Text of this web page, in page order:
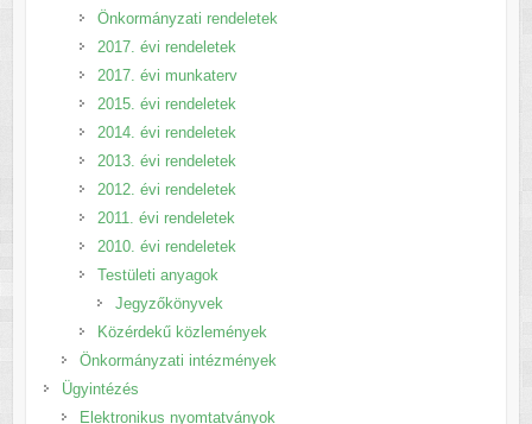
Önkormányzati rendeletek
2017. évi rendeletek
2017. évi munkaterv
2015. évi rendeletek
2014. évi rendeletek
2013. évi rendeletek
2012. évi rendeletek
2011. évi rendeletek
2010. évi rendeletek
Testületi anyagok
Jegyzőkönyvek
Közérdekű közlemények
Önkormányzati intézmények
Ügyintézés
Elektronikus nyomtatványok